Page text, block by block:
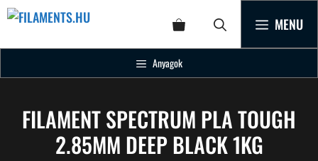
MENU
Anyagok
FILAMENT SPECTRUM PLA TOUGH
2.85MM DEEP BLACK 1KG